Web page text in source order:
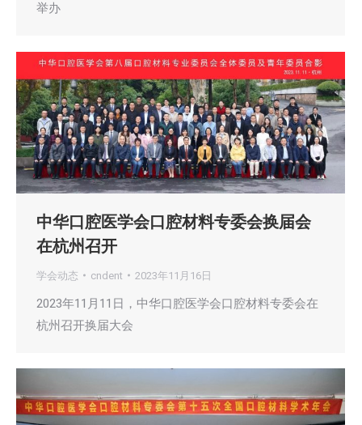
举办
中华口腔医学会口腔材料专委会换届会
在杭州召开
学会动态 cndent 2023年11月16日
2023年11月11日，中华口腔医学会口腔材料专委会在
杭州召开换届大会